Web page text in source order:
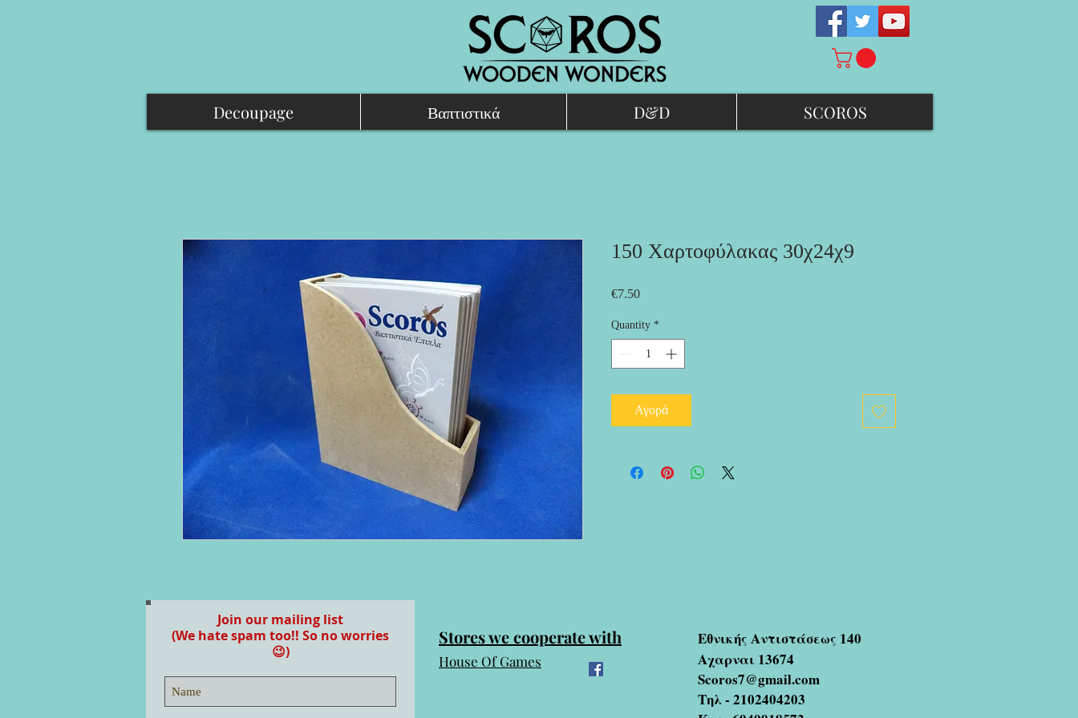
150 Χαρτοφύλακας 30χ24χ9
€7.50Price
Quantity *
Αγορά
Decoupage Βαπτιστικά D&D SCOROS
Join our mailing list
(We hate spam too!! So no worries
😉)
Stores we cooperate with
House Of Games
Εθνικής Αντιστάσεως 140
Αχαρναι 13674
Scoros7@gmail.com
Τηλ - 2102404203